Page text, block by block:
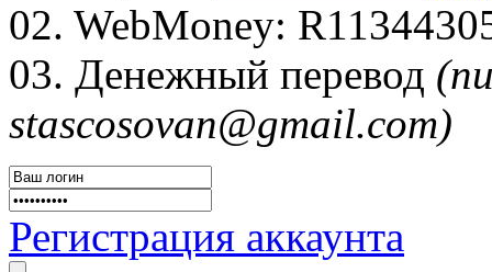
02. WebMoney:
03. Денежный перевод
stascosovan@gmail.com)
Регистрация аккаунта